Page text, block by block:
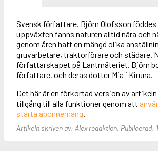
Svensk författare. Björn Olofsson
uppväxten fanns naturen alltid nära och
genom åren haft en mängd olika
gruvarbetare, traktorförare och städare.
författarskapet på Lantmäteriet. Björn
författare, och deras dotter Mia i Kiruna.
Det här är en förkortad version av
tillgång till alla funktioner genom att
starta abonnemang.
Artikeln skriven av: Alex redaktion. Publicerad: